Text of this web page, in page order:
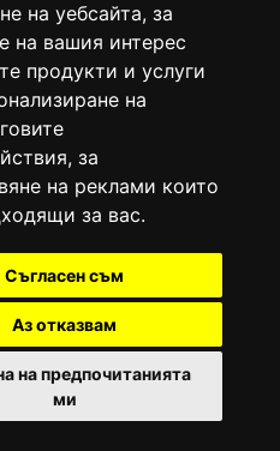
на уебсайта, за
на вашия интерес
продукти и услуги
на
, за
на реклами които
за вас.
Съгласен съм
Аз отказвам
на предпочитанията
ми
регистрирано в националния
(Българска национална
4722.
Вяра информационен
със свидетелство за марка